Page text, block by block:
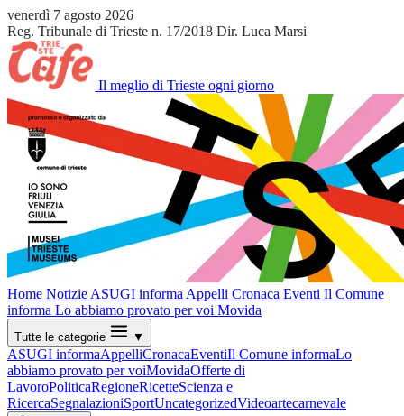
venerdì 7 agosto 2026
Reg. Tribunale di Trieste n. 17/2018 Dir. Luca Marsi
Il meglio di Trieste ogni giorno
Home Notizie ASUGI informa Appelli Cronaca Eventi Il Comune
informa Lo abbiamo provato per voi Movida
Tutte le categorie ▼
ASUGI informaAppelliCronacaEventiIl Comune informaLo
abbiamo provato per voiMovidaOfferte di
LavoroPoliticaRegioneRicetteScienza e
RicercaSegnalazioniSportUncategorizedVideoartecarnevale